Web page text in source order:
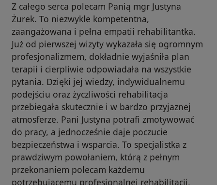
Z całego serca polecam Panią mgr Justyna
Żurek. To niezwykle kompetentna,
zaangażowana i pełna empatii rehabilitantka.
Już od pierwszej wizyty wykazała się ogromnym
profesjonalizmem, dokładnie wyjaśniła plan
terapii i cierpliwie odpowiadała na wszystkie
pytania. Dzięki jej wiedzy, indywidualnemu
podejściu oraz życzliwości rehabilitacja
przebiegała skutecznie i w bardzo przyjaznej
atmosferze. Pani Justyna potrafi zmotywować
do pracy, a jednocześnie daje poczucie
bezpieczeństwa i wsparcia. To specjalistka z
prawdziwym powołaniem, którą z pełnym
przekonaniem polecam każdemu
potrzebującemu profesjonalnej rehabilitacji.